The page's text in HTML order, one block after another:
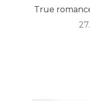
True